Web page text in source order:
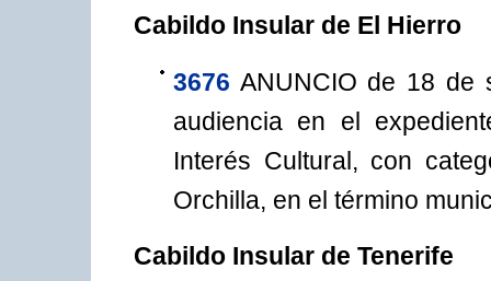
Cabildo Insular de El Hierro
3676 ANUNCIO de 18 de
audiencia en el
Interés Cultural, con
Orchilla, en el término
Cabildo Insular de Tenerife